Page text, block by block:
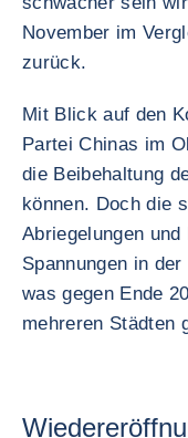
November im
zurück.
Mit Blick auf den
Partei Chinas im
die Beibehaltung
können. Doch die
Abriegelungen
Spannungen in
was gegen Ende
mehreren Städten